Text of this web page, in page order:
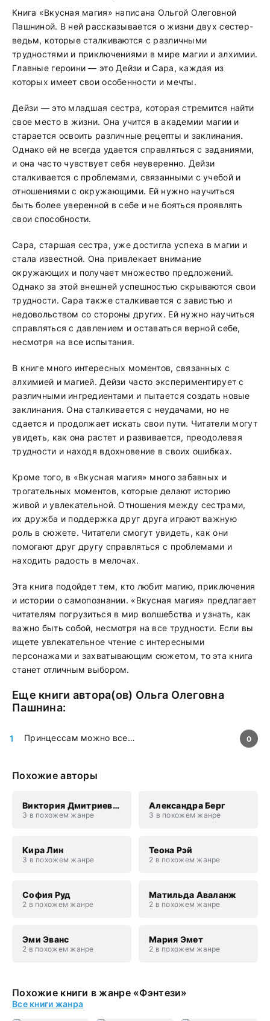
Книга «Вкусная магия» написана Ольгой Олеговной
Пашниной. В ней рассказывается о жизни двух сестер-
ведьм, которые сталкиваются с различными
трудностями и приключениями в мире магии и алхимии.
Главные героини — это Дейзи и Сара, каждая из
которых имеет свои особенности и мечты.
Дейзи — это младшая сестра, которая стремится найти
свое место в жизни. Она учится в академии магии и
старается освоить различные рецепты и заклинания.
Однако ей не всегда удается справляться с заданиями,
и она часто чувствует себя неуверенно. Дейзи
сталкивается с проблемами, связанными с учебой и
отношениями с окружающими. Ей нужно научиться
быть более уверенной в себе и не бояться проявлять
свои способности.
Сара, старшая сестра, уже достигла успеха в магии и
стала известной. Она привлекает внимание
окружающих и получает множество предложений.
Однако за этой внешней успешностью скрываются свои
трудности. Сара также сталкивается с завистью и
недовольством со стороны других. Ей нужно научиться
справляться с давлением и оставаться верной себе,
несмотря на все испытания.
В книге много интересных моментов, связанных с
алхимией и магией. Дейзи часто экспериментирует с
различными ингредиентами и пытается создать новые
заклинания. Она сталкивается с неудачами, но не
сдается и продолжает искать свои пути. Читатели могут
увидеть, как она растет и развивается, преодолевая
трудности и находя вдохновение в своих ошибках.
Кроме того, в «Вкусная магия» много забавных и
трогательных моментов, которые делают историю
живой и увлекательной. Отношения между сестрами,
их дружба и поддержка друг друга играют важную
роль в сюжете. Читатели смогут увидеть, как они
помогают друг другу справляться с проблемами и
находить радость в мелочах.
Эта книга подойдет тем, кто любит магию, приключения
и истории о самопознании. «Вкусная магия» предлагает
читателям погрузиться в мир волшебства и узнать, как
важно быть собой, несмотря на все трудности. Если вы
ищете увлекательное чтение с интересными
персонажами и захватывающим сюжетом, то эта книга
станет отличным выбором.
Еще книги автора(ов) Ольга Олеговна
Пашнина:
Принцессам можно все… 0
Похожие авторы
Виктория Дмитриевна Свободина
3 в похожем жанре
Александра Берг
3 в похожем жанре
Кира Лин
3 в похожем жанре
Теона Рэй
2 в похожем жанре
София Руд
2 в похожем жанре
Матильда Аваланж
2 в похожем жанре
Эми Эванс
2 в похожем жанре
Мария Эмет
2 в похожем жанре
Похожие книги в жанре «Фэнтези»
Все книги жанра